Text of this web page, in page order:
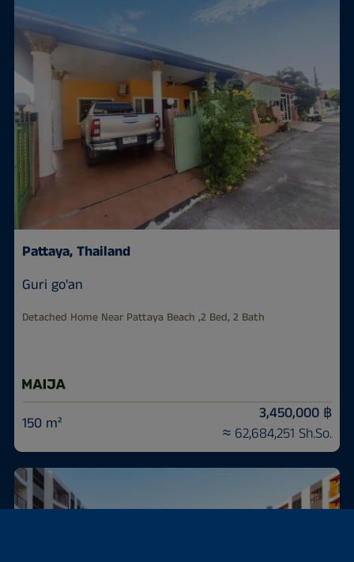
Pattaya, Thailand
Guri go'an
Detached Home Near Pattaya Beach ,2 Bed, 2 Bath
150 m²
3,450,000 ฿
≈ 62,684,251 Sh.So.